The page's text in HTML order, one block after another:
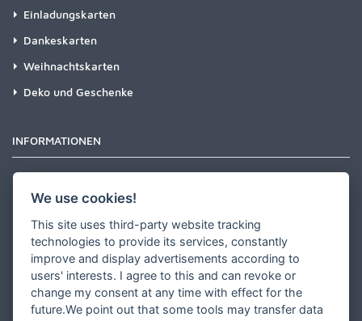
Einladungskarten
Dankeskarten
Weihnachtskarten
Deko und Geschenke
INFORMATIONEN
Versandinformationen
Partner werden
Designer werden
Über Tausendschön Karten
We use cookies!
This site uses third-party website tracking
technologies to provide its services, constantly
improve and display advertisements according to
users' interests. I agree to this and can revoke or
change my consent at any time with effect for the
future.We point out that some tools may transfer data